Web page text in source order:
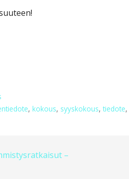
, kokous, syyskokous, tiedote,
–